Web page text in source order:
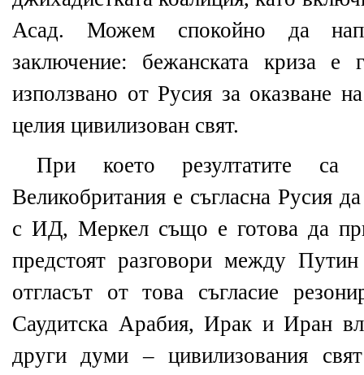
Асад. Можем спокойно да
заключение: бежанската криза е
използвано от Русия за оказване
целия цивилизован свят.
При което резултатите
Великобритания е съгласна Русия
с ИД, Меркел също е готова да
предстоят разговори между
отгласът от това съгласие
Саудитска Арабия, Ирак и Иран
други думи – цивилизования